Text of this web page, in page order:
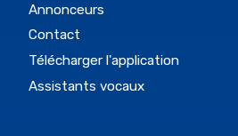
Annonceurs
Contact
Télécharger l'application
Assistants vocaux